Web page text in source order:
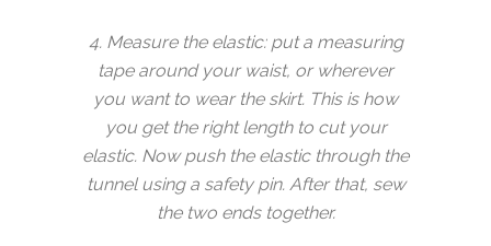
4. Measure the elastic: put a measuring
tape around your waist, or wherever
you want to wear the skirt. This is how
you get the right length to cut your
elastic. Now push the elastic through the
tunnel using a safety pin. After that, sew
the two ends together.